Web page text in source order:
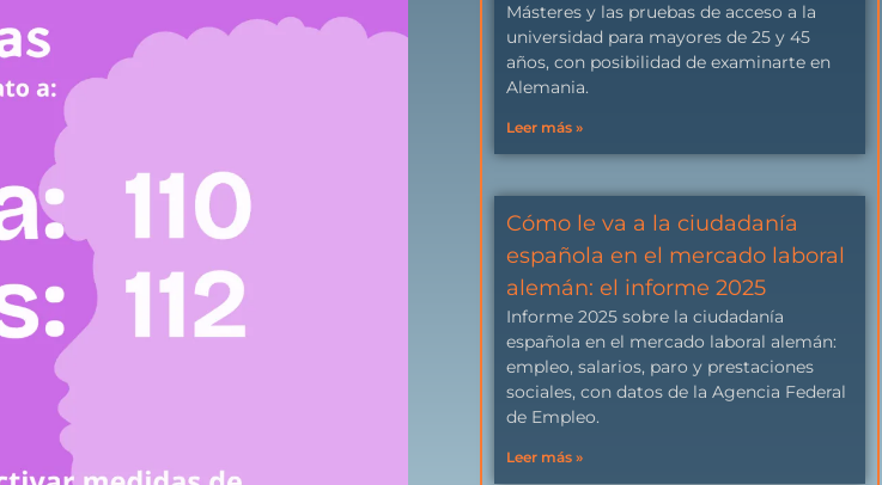
Másteres y las pruebas de acceso a la
universidad para mayores de 25 y 45
años, con posibilidad de examinarte en
Alemania.
Leer más »
Cómo le va a la ciudadanía
española en el mercado laboral
alemán: el informe 2025
Informe 2025 sobre la ciudadanía
española en el mercado laboral alemán:
empleo, salarios, paro y prestaciones
sociales, con datos de la Agencia Federal
de Empleo.
Leer más »